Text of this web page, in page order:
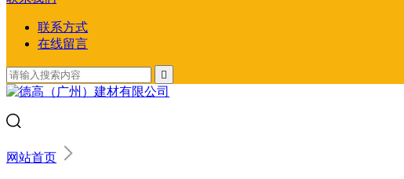
联系方式
在线留言

网站首页